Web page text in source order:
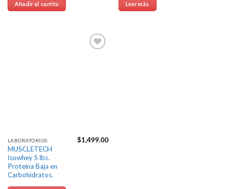
Añadir al carrito Leer más
LABORATORIOS
MUSCLETECH
Isowhey 5 lbs.
Proteína Baja en
Carbohidratos.
$1,499.00